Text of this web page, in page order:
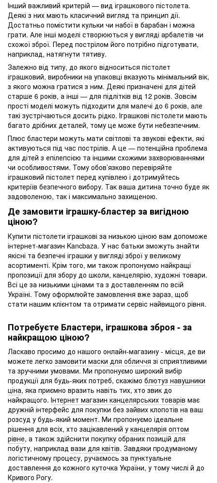
Інший важливий критерій — вид іграшкового пістолета.
Деякі з них мають класичний вигляд та принцип дії.
Достатньо помістити кульки чи набої в барабан і можна
грати. Але інші моделі створюються у вигляді арбалетів чи
схожої зброї. Перед пострілом його потрібно підготувати,
наприклад, натягнути тятиву.
Залежно від типу, до якого відноситься пістолет
іграшковий, виробники на упаковці вказують мінімальний вік,
з якого можна гратися з ним. Деякі призначені для дітей
старше 6 років, а інші — для підлітків від 12 років. Зовсім
прості моделі можуть підходити для малечі до 6 років, але
такі зустрічаються досить рідко. Іграшкові пістолети мають
багато дрібних деталей, тому це може бути небезпечним.
Плюс бластери можуть мати світлові та звукові ефекти, які
активуються під час пострілів. А це — потенційна проблема
для дітей з епілепсією та іншими схожими захворюваннями
чи особливостями. Тому обов’язково перевіряйте
іграшковий пістолет перед купівлею і дотримуйтесь
критеріїв безпечного вибору. Так ваша дитина точно буде як
задоволеною, так і максимально захищеною.
Де замовити іграшку-бластер за вигідною
ціною?
Купити пістолети іграшкові за низькою ціною вам допоможе
інтернет-магазин Kancbaza. У нас батьки зможуть знайти
якісні та безпечні іграшки у вигляді зброї у великому
асортименті. Крім того, ми також пропонуємо найкращі
пропозиції для збору до школи, канцелярію, художні товари.
Всі це за низькими цінами та з доставленням по всій
Україні. Тому оформлюйте замовлення вже зараз, щоб
стати нашим клієнтом та отримати сервіс найвищого рівня.
Потребуєте Бластери, іграшкова зброя - за
найкращою ціною?
Ласкаво просимо до нашого онлайн-магазину - місця, де ви
можете легко замовити маски для обличчя зі сприятливими
та зручними умовами. Ми пропонуємо широкий вибір
продукції для будь-яких потреб, скажімо блютуз навушники
ціна, яка приємно вразить навіть тих, хто звик до
найкращого. Інтернет магазин канцелярських товарів має
дружній інтерфейс для покупки без зайвих клопотів на ваш
розсуд у будь-який момент. Ми пропонуємо ідеальне
рішення для всіх, хто зацікавлений у канцелярія оптом
рівне, а також здійснити покупку обраних позицій для
побуту, наприклад вази для квітів. Завдяки продуманому
логістичному процесу, ручaємось за пунктуальне
доставлення до кожного куточка України, у тому числі й до
Кривого Рогу.